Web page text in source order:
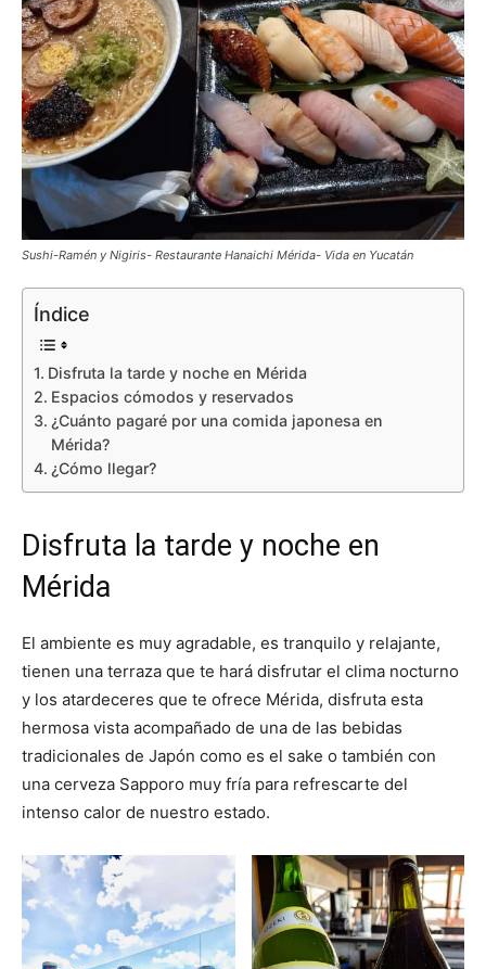
Sushi-Ramén y Nigiris- Restaurante Hanaichi Mérida- Vida en Yucatán
Índice
Disfruta la tarde y noche en Mérida
Espacios cómodos y reservados
¿Cuánto pagaré por una comida japonesa en
Mérida?
¿Cómo llegar?
Disfruta la tarde y noche en
Mérida
El ambiente es muy agradable, es tranquilo y relajante,
tienen una terraza que te hará disfrutar el clima nocturno
y los atardeceres que te ofrece Mérida, disfruta esta
hermosa vista acompañado de una de las bebidas
tradicionales de Japón como es el sake o también con
una cerveza Sapporo muy fría para refrescarte del
intenso calor de nuestro estado.